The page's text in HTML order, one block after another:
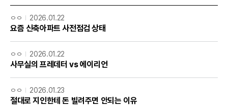
ㅇㅇ 2026.01.22
요즘 신축아파트 사전점검 상태
ㅇㅇ 2026.01.22
사무실의 프레데터 vs 에이리언
ㅇㅇ 2026.01.23
절대로 지인한테 돈 빌려주면 안되는 이유